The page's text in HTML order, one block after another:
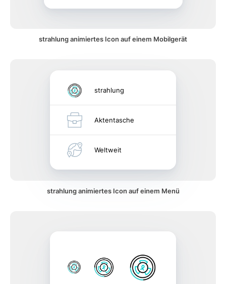
strahlung animiertes Icon auf einem Mobilgerät
strahlung
Aktentasche
Weltweit
strahlung animiertes Icon auf einem Menü